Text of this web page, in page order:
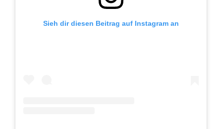
Sieh dir diesen Beitrag auf Instagram an